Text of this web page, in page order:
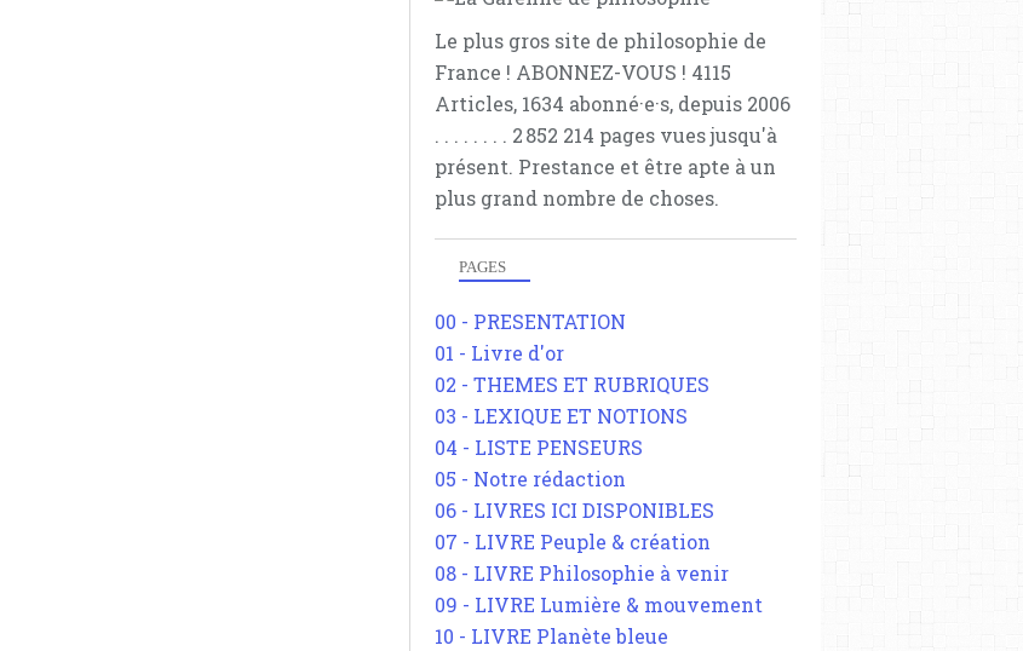
Le plus gros site de philosophie de
France ! ABONNEZ-VOUS ! 4115
Articles, 1634 abonné·e·s, depuis 2006
. . . . . . . . 2 852 214 pages vues jusqu'à
présent. Prestance et être apte à un
plus grand nombre de choses.
PAGES
00 - PRESENTATION
01 - Livre d'or
02 - THEMES ET RUBRIQUES
03 - LEXIQUE ET NOTIONS
04 - LISTE PENSEURS
05 - Notre rédaction
06 - LIVRES ICI DISPONIBLES
07 - LIVRE Peuple & création
08 - LIVRE Philosophie à venir
09 - LIVRE Lumière & mouvement
10 - LIVRE Planète bleue